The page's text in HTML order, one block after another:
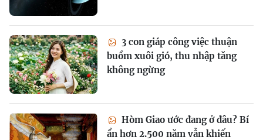
3 con giáp công việc thuận
buồm xuôi gió, thu nhập tăng
không ngừng
Hòm Giao ước đang ở đâu? Bí
ẩn hơn 2.500 năm vẫn khiến